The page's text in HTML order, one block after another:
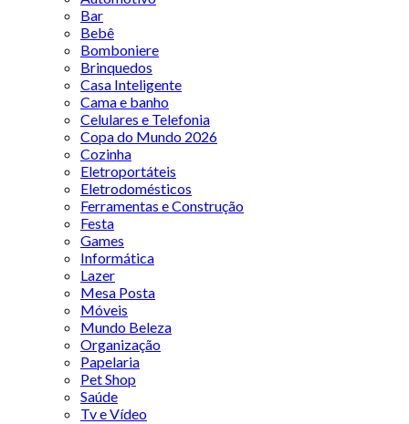
Bar
Bebê
Bomboniere
Brinquedos
Casa Inteligente
Cama e banho
Celulares e Telefonia
Copa do Mundo 2026
Cozinha
Eletroportáteis
Eletrodomésticos
Ferramentas e Construção
Festa
Games
Informática
Lazer
Mesa Posta
Móveis
Mundo Beleza
Organização
Papelaria
Pet Shop
Saúde
Tv e Vídeo